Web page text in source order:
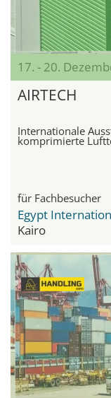
17. - 20.
AIRTECH
Internationale
komprimierte
für Fachbesucher
Egypt
Kairo